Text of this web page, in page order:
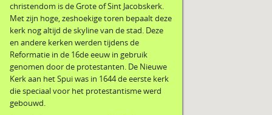
christendom is de Grote of Sint Jacobskerk.
Met zijn hoge, zeshoekige toren bepaalt deze
kerk nog altijd de skyline van de stad. Deze
en andere kerken werden tijdens de
Reformatie in de 16de eeuw in gebruik
genomen door de protestanten. De Nieuwe
Kerk aan het Spui was in 1644 de eerste kerk
die speciaal voor het protestantisme werd
gebouwd.